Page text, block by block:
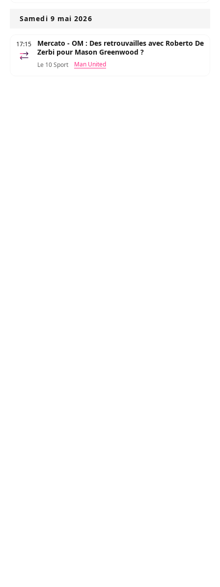
Samedi 9 mai 2026
17:15
Mercato - OM : Des retrouvailles avec Roberto De
Zerbi pour Mason Greenwood ?
Le 10 Sport Man United